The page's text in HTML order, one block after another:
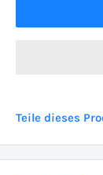
Teile dieses